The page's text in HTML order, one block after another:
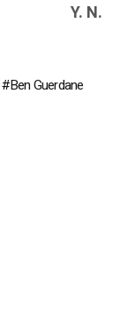
Y. N.
Ben Guerdane